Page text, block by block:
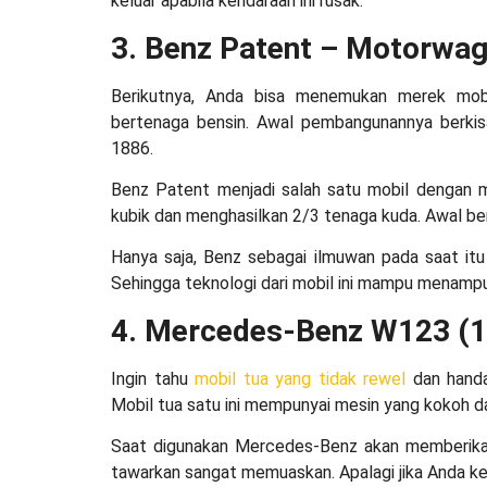
3. Benz Patent –
Berikutnya, Anda bisa menemukan merek
bertenaga bensin. Awal pembangunannya
1886.
Benz Patent menjadi salah satu mobil dengan
kubik dan menghasilkan 2/3 tenaga kuda. Awal
Hanya saja, Benz sebagai ilmuwan pada saat
Sehingga teknologi dari mobil ini mampu
4. Mercedes-Benz W123
Ingin tahumobil tua yang tidak rewel dan
Mobil tua satu ini mempunyai mesin yang kokoh
Saat digunakan Mercedes-Benz akan
tawarkan sangat memuaskan. Apalagi jika Anda